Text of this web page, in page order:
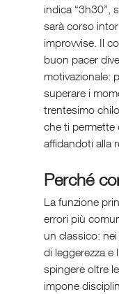
indica “3h30”,
sarà corso
improvvise. Il
buon pacer
motivazionale:
superare i
trentesimo
che ti permette
affidandoti alla
Perché
La funzione
errori più
un classico:
di leggerezza e
spingere oltre
impone